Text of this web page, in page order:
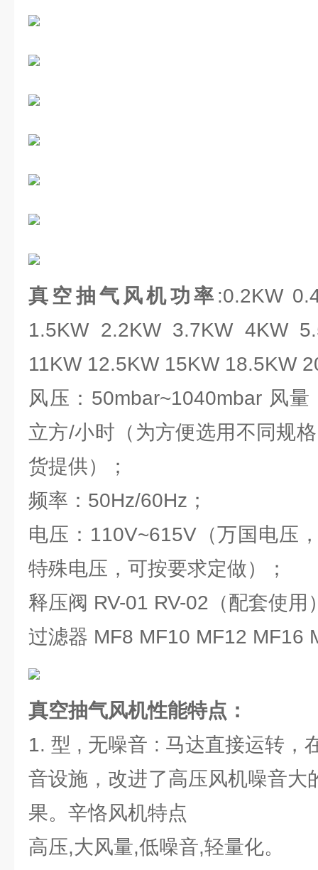
真空抽气风机功率 :0.2KW
1.5KW 2.2KW 3.7KW 4KW
11KW 12.5KW 15KW 18.5KW
风压：50mbar~1040mbar 风
立方/小时（为方便选用不同规
货提供）；
频率：50Hz/60Hz；
电压：110V~615V（万国电压
特殊电压，可按要求定做）；
释压阀 RV-01 RV-02（配套使用
过滤器 MF8 MF10 MF12 MF16
真空抽气风机性能特点：
1. 型 , 无噪音 : 马达直接运转，
音设施，改进了高压风机噪音大
果。辛恪风机特点
高压,大风量,低噪音,轻量化。